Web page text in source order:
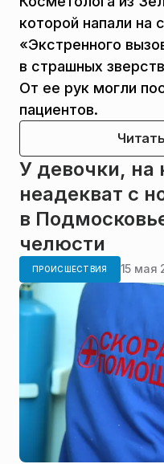
которой напали на
«Экстренного
в страшных
От ее рук могли
пациентов.
У девочки, на
неадекват с
в
челюсти
ПРОИСШЕСТВИЯ 15 мая